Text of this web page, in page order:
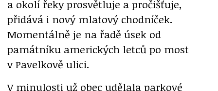
a okolí řeky prosvětluje a pročišťuje,
přidává i nový mlatový chodníček.
Momentálně je na řadě úsek od
památníku amerických letců po most
v Pavelkově ulici.
V minulosti už obec udělala parkové